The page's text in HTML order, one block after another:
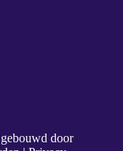
door